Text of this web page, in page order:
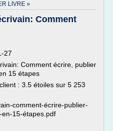
LIVRE »
Comment
27
Comment écrire, publier
15 étapes
: 3.5 étoiles sur 5 253
comment-écrire-publier-
15-étapes.pdf